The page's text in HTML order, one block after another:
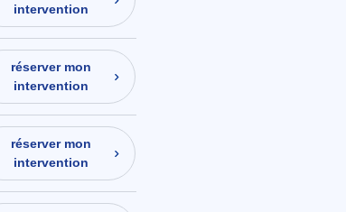
intervention
réserver mon
intervention
réserver mon
intervention